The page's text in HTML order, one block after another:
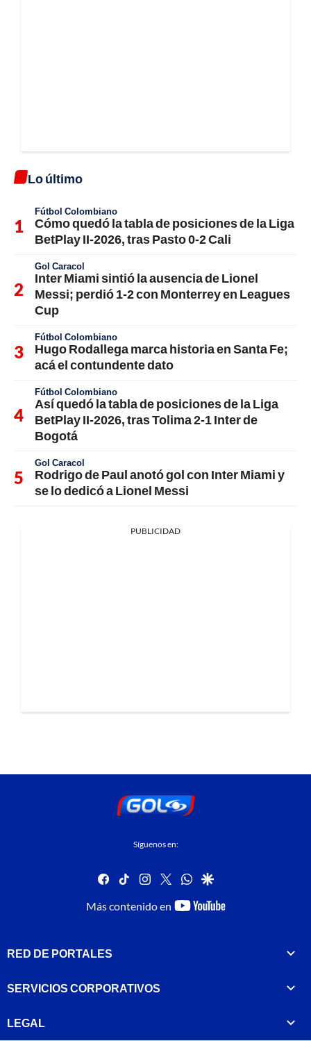
Lo último
Fútbol Colombiano
Cómo quedó la tabla de posiciones de la Liga
BetPlay II-2026, tras Pasto 0-2 Cali
Gol Caracol
Inter Miami sintió la ausencia de Lionel
Messi; perdió 1-2 con Monterrey en Leagues
Cup
Fútbol Colombiano
Hugo Rodallega marca historia en Santa Fe;
acá el contundente dato
Fútbol Colombiano
Así quedó la tabla de posiciones de la Liga
BetPlay II-2026, tras Tolima 2-1 Inter de
Bogotá
Gol Caracol
Rodrigo de Paul anotó gol con Inter Miami y
se lo dedicó a Lionel Messi
PUBLICIDAD
Síguenos en:
facebook
tiktok instagram
twitterwhatsapp
google
Más contenido en
youtube-
RED DE PORTALES
SERVICIOS CORPORATIVOS
LEGAL